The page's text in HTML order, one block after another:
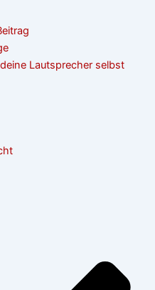
Lautsprecher selbst